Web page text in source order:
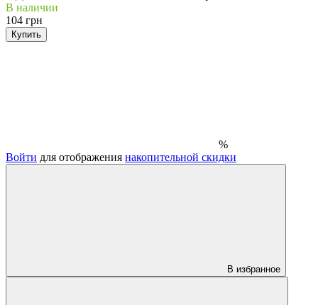
В наличии
104 грн
Купить
%
Войти для отображения накопительной скидки
В избранное